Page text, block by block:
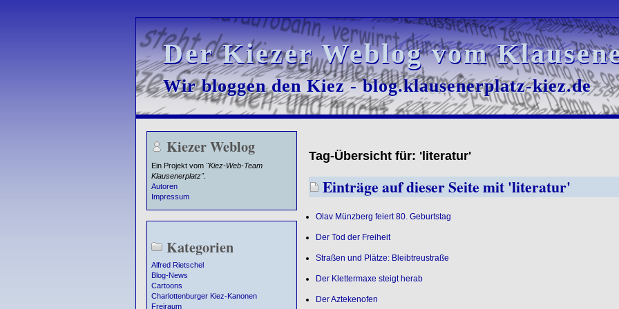
Der Kiezer Weblog vom
Der Kiezer Weblog vom
Wir bloggen den Kiez - blog.klausenerplatz-kiez.de
Wir bloggen den Kiez - blog.klausenerplatz-kiez.de
Kiezer Weblog
Ein Projekt vom "Kiez-Web-Team
Klausenerplatz".
Autoren
Impressum
Kategorien
Alfred Rietschel
Blog-News
Cartoons
Charlottenburger Kiez-Kanonen
Freiraum
Tag-Übersicht für: 'literatur'
Einträge auf dieser Seite mit 'literatur'
Olav Münzberg feiert 80. Geburtstag
Der Tod der Freiheit
Straßen und Plätze: Bleibtreustraße
Der Klettermaxe steigt herab
Der Aztekenofen